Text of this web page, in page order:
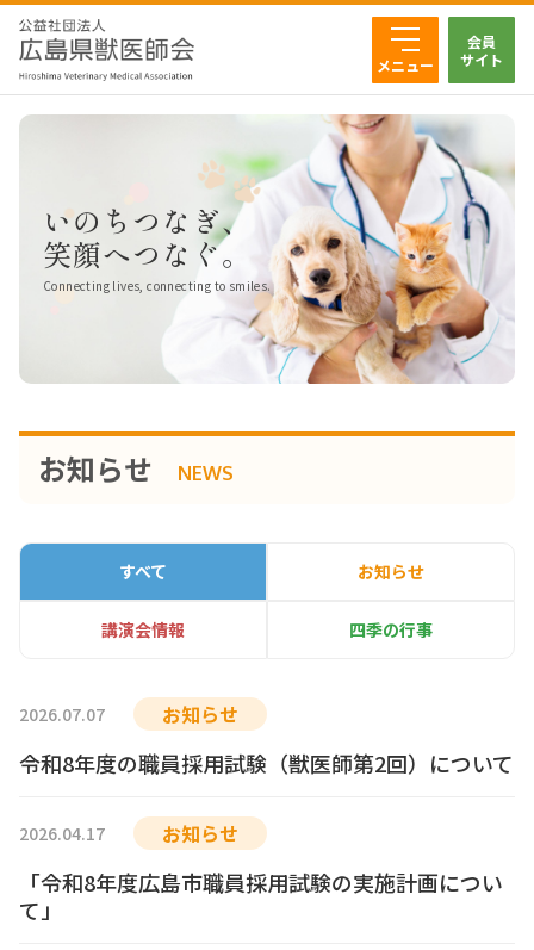
メニュー
会員
サイト
いのちつなぎ、
笑顔へつなぐ。
Connecting lives, connecting to smiles.
お知らせ NEWS
すべて お知らせ
講演会情報 四季の行事
2026.07.07 お知らせ
令和8年度の職員採用試験（獣医師第2回）について
2026.04.17 お知らせ
「令和8年度広島市職員採用試験の実施計画につい
て」